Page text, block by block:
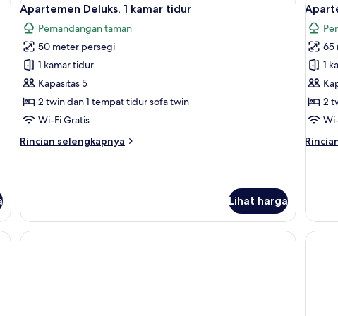
semua
foto
untuk
Apartemen
Deluks,
1
kamar
5
Apartemen Deluks, 1 kamar tidur
Pemandangan taman
50 meter persegi
1 kamar tidur
Kapasitas 5
2 twin dan 1 tempat tidur sofa twin
Wi-Fi Gratis
Rincian selengkapnya
Rincian
1
kamar
tidur
Lihat harga
foto
2
6
65
1
2
2
kamar
tidur